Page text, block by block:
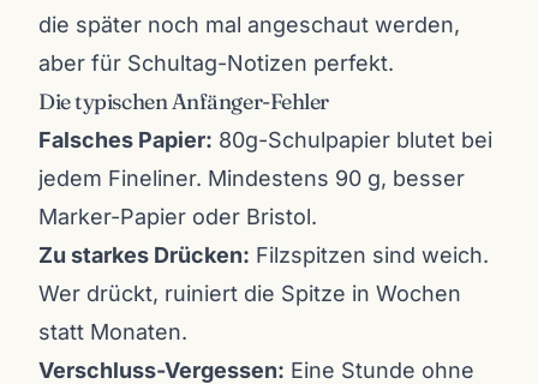
die später noch mal angeschaut werden,
aber für Schultag-Notizen perfekt.
Die typischen Anfänger-Fehler
Falsches Papier: 80g-Schulpapier blutet bei
jedem Fineliner. Mindestens 90 g, besser
Marker-Papier oder Bristol.
Zu starkes Drücken: Filzspitzen sind weich.
Wer drückt, ruiniert die Spitze in Wochen
statt Monaten.
Verschluss-Vergessen: Eine Stunde ohne